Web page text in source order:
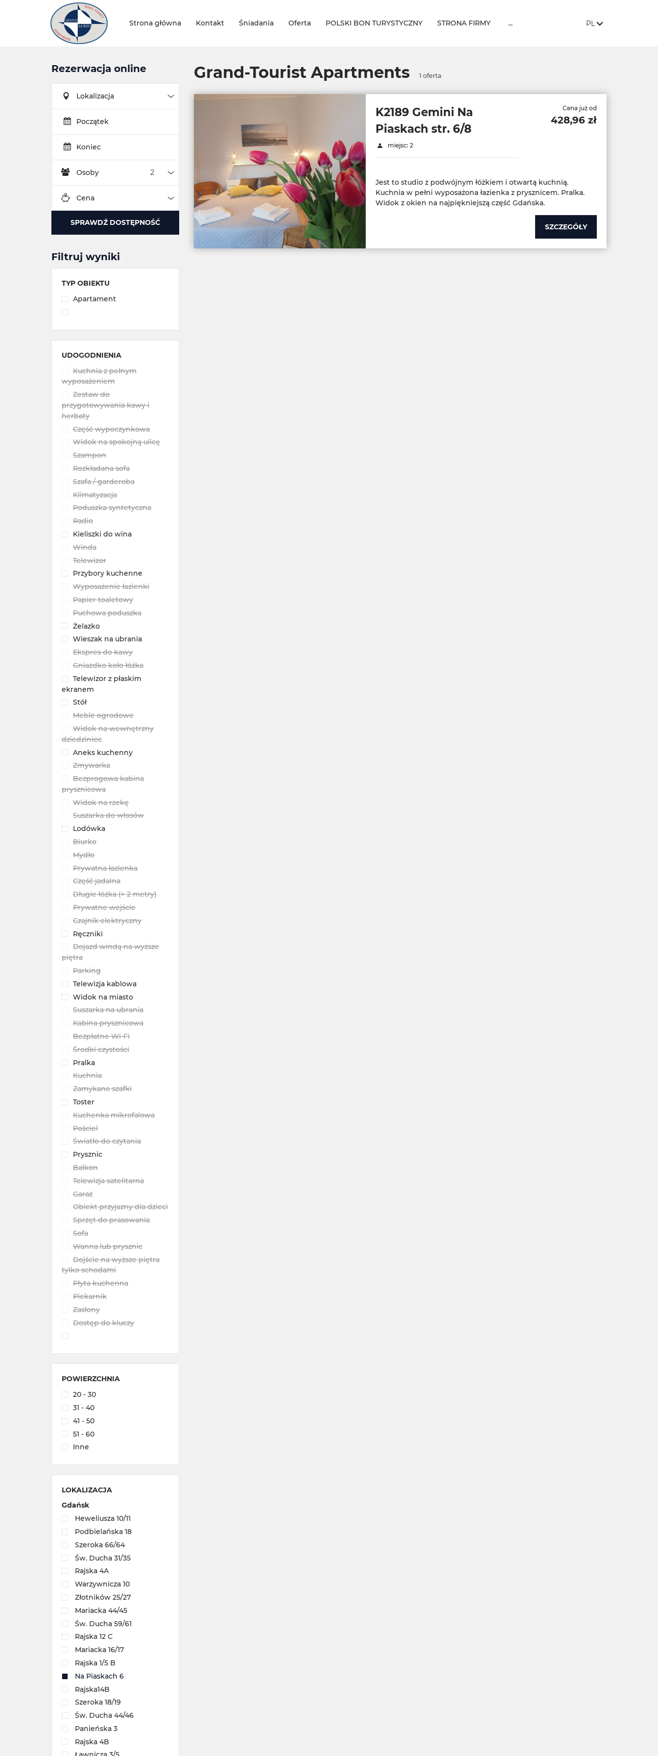
Strona główna Kontakt Śniadania Oferta POLSKI BON TURYSTYCZNY STRONA FIRMY ... JĘZYK STRONY:
PL
, POKAŻ DOSTĘPNE
Rezerwacja online
Lokalizacja Lokalizacja
Początek
Koniec
Osoby Osoby
Cena Cena
SPRAWDŹ DOSTĘPNOŚĆ
Filtruj wyniki
TYP OBIEKTU
Apartament
UDOGODNIENIA
Kuchnia z pełnym
wyposażeniem
Zestaw do
przygotowywania kawy i
herbaty
Część wypoczynkowa
Widok na spokojną ulicę
Szampon
Rozkładana sofa
Szafa / garderoba
Klimatyzacja
Poduszka syntetyczna
Radio
Kieliszki do wina
Winda
Telewizor
Przybory kuchenne
Wyposażenie łazienki
Papier toaletowy
Puchowa poduszka
Żelazko
Wieszak na ubrania
Ekspres do kawy
Gniazdko koło łóżka
Telewizor z płaskim
ekranem
Stół
Meble ogrodowe
Widok na wewnętrzny
dziedziniec
Aneks kuchenny
Zmywarka
Bezprogowa kabina
prysznicowa
Widok na rzekę
Suszarka do włosów
Lodówka
Biurko
Mydło
Prywatna łazienka
Część jadalna
Długie łóżka (> 2 metry)
Prywatne wejście
Czajnik elektryczny
Ręczniki
Dojazd windą na wyższe
piętra
Parking
Telewizja kablowa
Widok na miasto
Suszarka na ubrania
Kabina prysznicowa
Bezpłatne Wi-Fi
Środki czystości
Pralka
Kuchnia
Zamykane szafki
Toster
Kuchenka mikrofalowa
Pościel
Światło do czytania
Prysznic
Balkon
Telewizja satelitarna
Garaż
Obiekt przyjazny dla dzieci
Sprzęt do prasowania
Sofa
Wanna lub prysznic
Dojście na wyższe piętra
tylko schodami
Płyta kuchenna
Piekarnik
Zasłony
Dostęp do kluczy
POWIERZCHNIA
20 - 30
31 - 40
41 - 50
51 - 60
Inne
LOKALIZACJA
Gdańsk
Heweliusza 10/11
Podbielańska 18
Szeroka 66/64
Św. Ducha 31/35
Rajska 4A
Warzywnicza 10
Złotników 25/27
Mariacka 44/45
Św. Ducha 59/61
Rajska 12 C
Mariacka 16/17
Rajska 1/5 B
Na Piaskach 6
Rajska14B
Szeroka 18/19
Św. Ducha 44/46
Panieńska 3
Rajska 4B
Grand-Tourist Apartments 1 oferta
K2189 Gemini Na
Piaskach str. 6/8
miejsc: 2
Cena już od
428,96 zł
Jest to studio z podwójnym łóżkiem i otwartą kuchnią.
Kuchnia w pełni wyposażona łazienka z prysznicem. Pralka.
Widok z okien na najpiękniejszą część Gdańska.
SZCZEGÓŁY